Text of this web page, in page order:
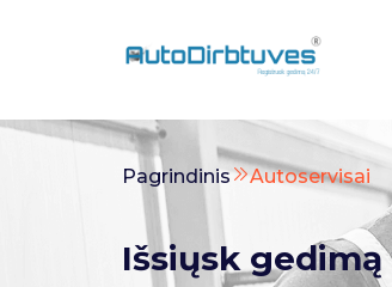
Pagrindinis Autoservisai
Išsiųsk